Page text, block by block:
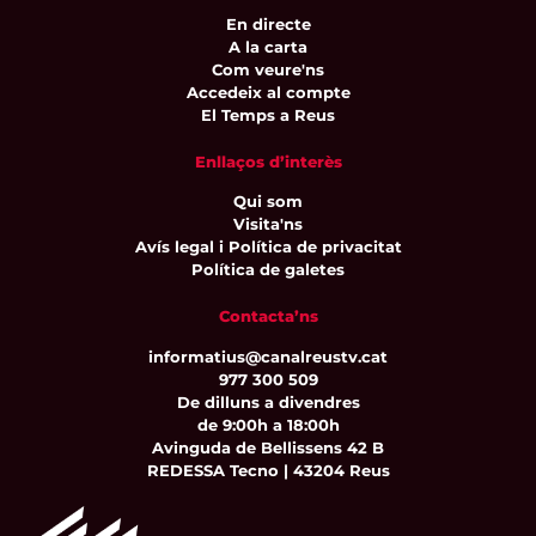
En directe
A la carta
Com veure'ns
Accedeix al compte
El Temps a Reus
Enllaços d’interès
Qui som
Visita'ns
Avís legal i Política de privacitat
Política de galetes
Contacta’ns
informatius@canalreustv.cat
977 300 509
De dilluns a divendres
de 9:00h a 18:00h
Avinguda de Bellissens 42 B
REDESSA Tecno | 43204 Reus